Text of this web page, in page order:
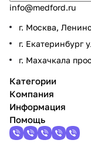
info@medford.ru
г. Москва,
г. Екатеринбург
г. Махачкала
Категории
Компания
Информация
Помощь